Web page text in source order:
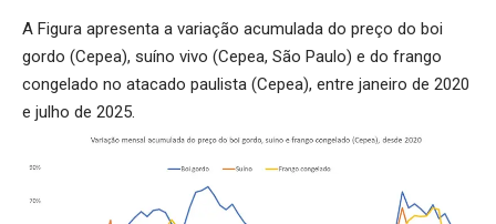
A Figura apresenta a variação acumulada do preço do boi
gordo (Cepea), suíno vivo (Cepea, São Paulo) e do frango
congelado no atacado paulista (Cepea), entre janeiro de 2020
e julho de 2025.